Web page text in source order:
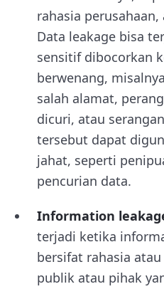
rahasia
Data leakage bisa
sensitif dibocorkan
berwenang,
salah alamat,
dicuri, atau
tersebut dapat
jahat, seperti
pencurian data.
Information
terjadi ketika
bersifat rahasia
publik atau pihak